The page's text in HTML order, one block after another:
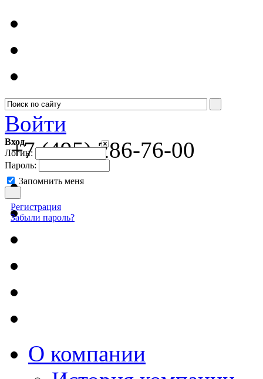
Войти
Вход
Логин:
Пароль:
Запомнить меня
Регистрация
Забыли пароль?
+7 (495) 286-76-00
О компании